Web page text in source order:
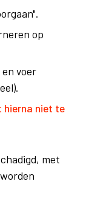
op
voer
hierna niet te
met